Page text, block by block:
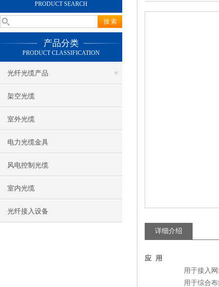
PRODUCT SEARCH
产品分类
PRODUCT CLASSIFICATION
光纤光缆产品
架空光缆
室外光缆
电力光缆金具
风电控制光缆
室内光缆
光纤接入设备
详细介绍
应 用
用于接入网或用户
用于综合布线中建